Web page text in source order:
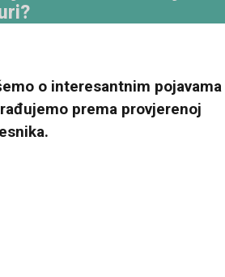
o interesantnim pojavama
prema provjerenoj